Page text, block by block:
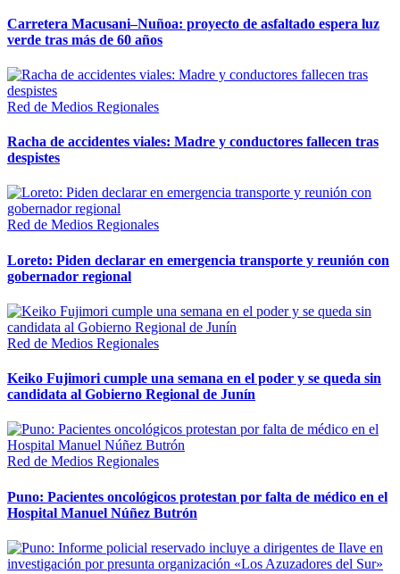
Carretera Macusani–Nuñoa: proyecto de asfaltado espera luz
verde tras más de 60 años
Red de Medios Regionales
Racha de accidentes viales: Madre y conductores fallecen tras
despistes
Red de Medios Regionales
Loreto: Piden declarar en emergencia transporte y reunión con
gobernador regional
Red de Medios Regionales
Keiko Fujimori cumple una semana en el poder y se queda sin
candidata al Gobierno Regional de Junín
Red de Medios Regionales
Puno: Pacientes oncológicos protestan por falta de médico en el
Hospital Manuel Núñez Butrón